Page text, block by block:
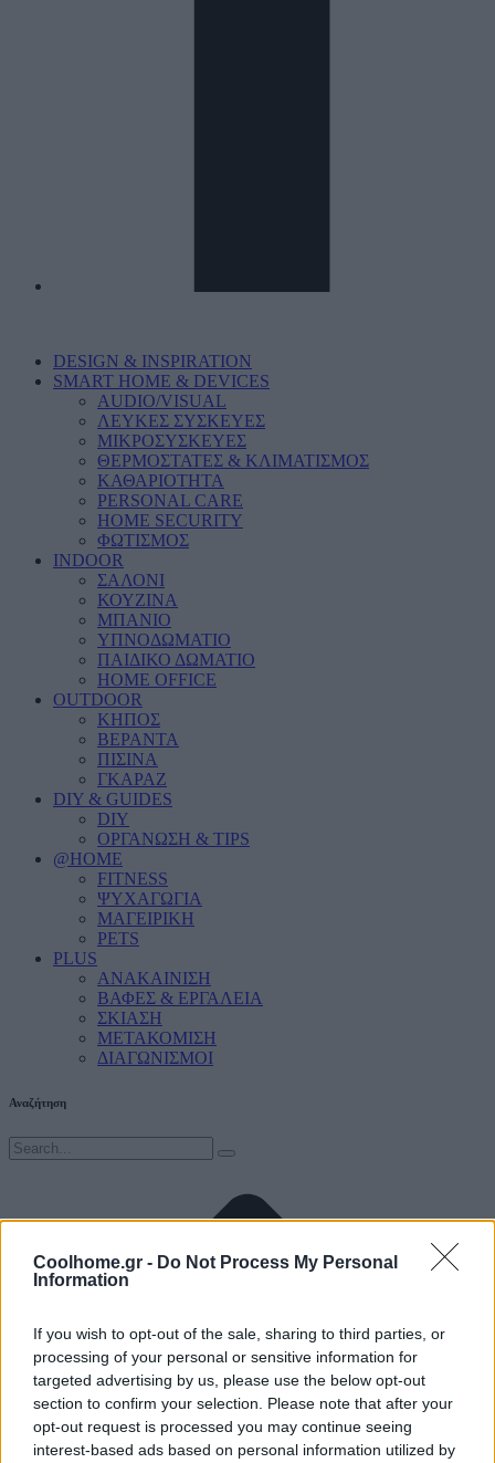
Coolhome.gr - Do Not Process My Personal
Information
If you wish to opt-out of the sale, sharing to third parties, or
processing of your personal or sensitive information for
targeted advertising by us, please use the below opt-out
section to confirm your selection. Please note that after your
opt-out request is processed you may continue seeing
interest-based ads based on personal information utilized by
DESIGN & INSPIRATION
SMART HOME & DEVICES
AUDIO/VISUAL
ΛΕΥΚΕΣ ΣΥΣΚΕΥΕΣ
ΜΙΚΡΟΣΥΣΚΕΥΕΣ
ΘΕΡΜΟΣΤΑΤΕΣ & ΚΛΙΜΑΤΙΣΜΟΣ
ΚΑΘΑΡΙΟΤΗΤΑ
PERSONAL CARE
HOME SECURITY
ΦΩΤΙΣΜΟΣ
INDOOR
ΣΑΛΟΝΙ
ΚΟΥΖΙΝΑ
ΜΠΑΝΙΟ
ΥΠΝΟΔΩΜΑΤΙΟ
ΠΑΙΔΙΚΟ ΔΩΜΑΤΙΟ
HOME OFFICE
OUTDOOR
ΚΗΠΟΣ
ΒΕΡΑΝΤΑ
ΠΙΣΙΝΑ
ΓΚΑΡΑΖ
DIY & GUIDES
DIY
ΟΡΓΑΝΩΣΗ & TIPS
@HOME
FITNESS
ΨΥΧΑΓΩΓΙΑ
ΜΑΓΕΙΡΙΚΗ
PETS
PLUS
ΑΝΑΚΑΙΝΙΣΗ
ΒΑΦΕΣ & ΕΡΓΑΛΕΙΑ
ΣΚΙΑΣΗ
ΜΕΤΑΚΟΜΙΣΗ
ΔΙΑΓΩΝΙΣΜΟΙ
Αναζήτηση